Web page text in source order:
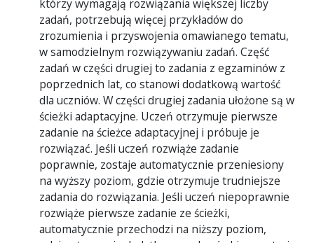
którzy wymagają rozwiązania większej liczby
zadań, potrzebują więcej przykładów do
zrozumienia i przyswojenia omawianego tematu,
w samodzielnym rozwiązywaniu zadań. Część
zadań w części drugiej to zadania z egzaminów z
poprzednich lat, co stanowi dodatkową wartość
dla uczniów. W części drugiej zadania ułożone są w
ścieżki adaptacyjne. Uczeń otrzymuje pierwsze
zadanie na ścieżce adaptacyjnej i próbuje je
rozwiązać. Jeśli uczeń rozwiąże zadanie
poprawnie, zostaje automatycznie przeniesiony
na wyższy poziom, gdzie otrzymuje trudniejsze
zadania do rozwiązania. Jeśli uczeń niepoprawnie
rozwiąże pierwsze zadanie ze ścieżki,
automatycznie przechodzi na niższy poziom,